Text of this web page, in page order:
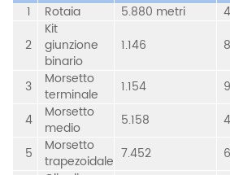
1
Rotaia 5.880 metri
2
Kit
giunzione
binario
1.146
3
Morsetto
terminale
1.154
4
Morsetto
medio
5.158
5
Morsetto
trapezoidale 7.452